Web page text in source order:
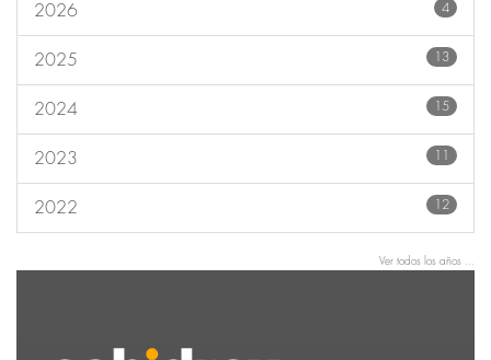
2026 4
2025 13
2024 15
2023
2022 12
Ver todos los años ...